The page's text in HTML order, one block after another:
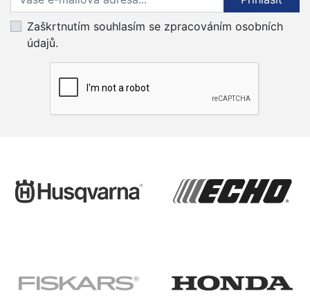
Zaškrtnutím souhlasím se zpracováním osobních
údajů.